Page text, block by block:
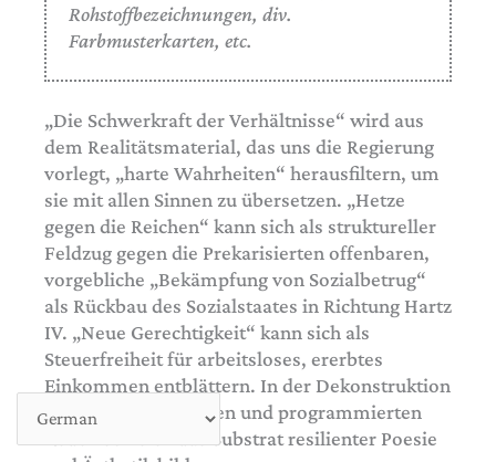
Rohstoffbezeichnungen, div.
Farbmusterkarten, etc.
„Die Schwerkraft der Verhältnisse“ wird aus
dem Realitätsmaterial, das uns die Regierung
vorlegt, „harte Wahrheiten“ herausfiltern, um
sie mit allen Sinnen zu übersetzen. „Hetze
gegen die Reichen“ kann sich als struktureller
Feldzug gegen die Prekarisierten offenbaren,
vorgebliche „Bekämpfung von Sozialbetrug“
als Rückbau des Sozialstaates in Richtung Hartz
IV. „Neue Gerechtigkeit“ kann sich als
Steuerfreiheit für arbeitsloses, ererbtes
Einkommen entblättern. In der Dekonstruktion
der schönen Vorgaben und programmierten
Reden soll sich das Substrat resilienter Poesie